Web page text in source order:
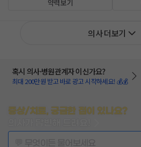
약력보기
의사 더보기
혹시 의사·병원관계자 이신가요?
최대 200만원 받고 바로 광고 시작하세요! 💰💰
증상/치료, 궁금한 점이 있나요?